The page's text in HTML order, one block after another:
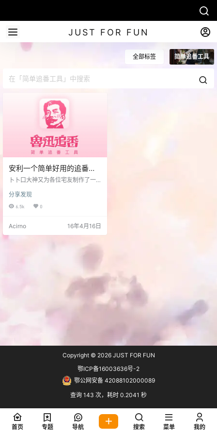
JUST FOR FUN
全部标签 简单追番工具
安利一个简单好用的追番工
具 ( ›´ω`‹ )-「鲁迅追番」
卜卜口大神又为各位宅友制作了一
我即使是死了、钉在棺材里，也要
在墓里用腐朽的声带喊出… 地址 htt
喊出… 鲁迅追番是一个简单的（自
用）追番工具，在鲁迅追番可以追
分享发现
6.5k 0
Acirno 16年4月16日
Copyright © 2026JUST FOR FUN
鄂ICP备16003636号-2
鄂公网安备 42088102000089
查询 143 次，耗时 0.2041 秒
首页 专题 导航 搜索 菜单 我的